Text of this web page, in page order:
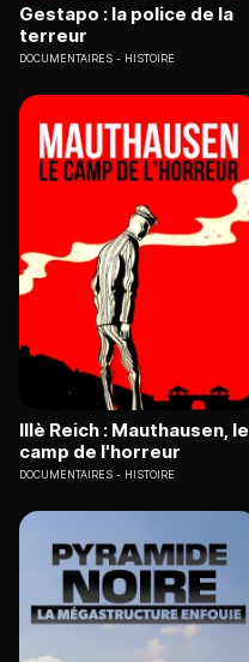
Gestapo : la police de la
terreur
DOCUMENTAIRES HISTOIRE
IIIè Reich : Mauthausen, le
camp de l'horreur
DOCUMENTAIRES HISTOIRE